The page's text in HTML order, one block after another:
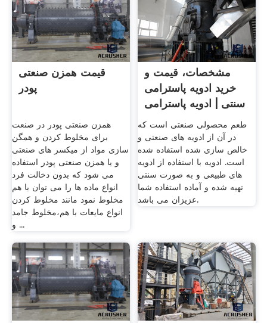
قیمت همزن صنعتی
پودر
همزن صنعتی پودر در صنعت
برای مخلوط کردن و همگن
سازی مواد از میکسر های صنعتی
و یا همزن صنعتی پودر استفاده
می شود که بدون دخالت فرد
انواع ماده ها را می توان با هم
مخلوط نمود مانند مخلوط کردن
انواع مایعات با هم،مخلوط جامد
و ...
مشخصات، قیمت و
خرید ادویه پاسترامی
سنتی | ادویه پاسترامی
...
طعم محصولی صنعتی است که
در آن از ادویه های صنعتی و
خالص سازی شده استفاده شده
است. ادویه با استفاده از ادویه
های طبیعی و به صورت سنتی
تهیه شده و آماده استفاده شما
عزیزان می باشد.